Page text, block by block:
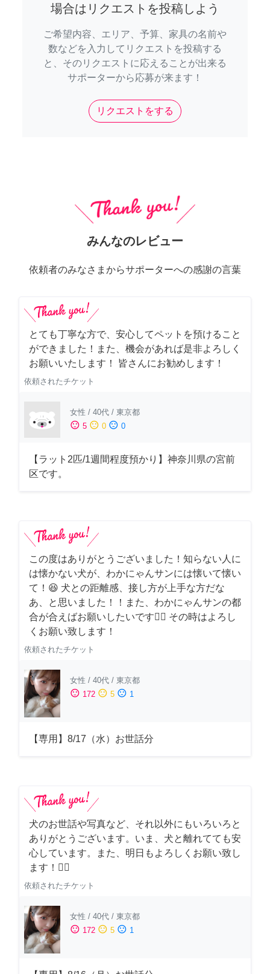
場合はリクエストを投稿しよう
ご希望内容、エリア、予算、家具の名前や
数などを入力してリクエストを投稿する
と、そのリクエストに応えることが出来る
サポーターから応募が来ます！
リクエストをする
みんなのレビュー
依頼者のみなさまからサポーターへの感謝の言葉
とても丁寧な方で、安心してペットを預けること
ができました！また、機会があれば是非よろしく
お願いいたします！ 皆さんにお勧めします！
依頼されたチケット
女性 / 40代 / 東京都
sentiment_satisfied 5 sentiment_neutral 0 sentiment_dissatisfied 0
【ラット2匹/1週間程度預かり】神奈川県の宮前
区です。
この度はありがとうございました！知らない人に
は懐かない犬が、わかにゃんサンには懐いて懐い
て！😆 犬との距離感、接し方が上手な方だな
あ、と思いました！！また、わかにゃんサンの都
合が合えばお願いしたいです🙇‍♂️ その時はよろし
くお願い致します！
依頼されたチケット
女性 / 40代 / 東京都
sentiment_satisfied 172 sentiment_neutral 5 sentiment_dissatisfied 1
【専用】8/17（水）お世話分
犬のお世話や写真など、それ以外にもいろいろと
ありがとうございます。いま、犬と離れてても安
心しています。また、明日もよろしくお願い致し
ます！🙇‍♂️
依頼されたチケット
女性 / 40代 / 東京都
sentiment_satisfied 172 sentiment_neutral 5 sentiment_dissatisfied 1